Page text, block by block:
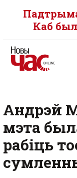
Каб
Андрэй
мэта
рабіць